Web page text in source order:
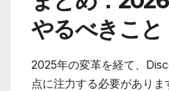
やるべきこと
2025年の変革を経て、
点に注力する必要がありま